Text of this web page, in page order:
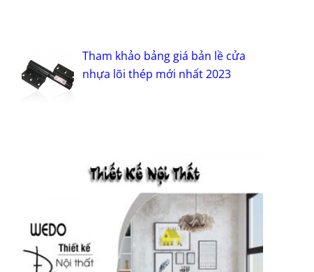
Tham khảo bảng giá bản lề cửa
nhựa lõi thép mới nhất 2023